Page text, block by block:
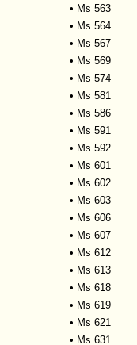
• Ms 563
• Ms 564
• Ms 567
• Ms 569
• Ms 574
• Ms 581
• Ms 586
• Ms 591
• Ms 592
• Ms 601
• Ms 602
• Ms 603
• Ms 606
• Ms 607
• Ms 612
• Ms 613
• Ms 618
• Ms 619
• Ms 621
• Ms 631